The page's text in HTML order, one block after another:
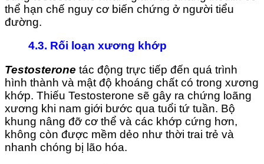
thể hạn chế nguy cơ biến chứng ở người tiểu
đường.
4.3. Rối loạn xương khớp
Testosterone tác động trực tiếp đến quá trình
hình thành và mật độ khoáng chất có trong xương
khớp. Thiếu Testosterone sẽ gây ra chứng loãng
xương khi nam giới bước qua tuổi tứ tuần. Bộ
khung nâng đỡ cơ thể và các khớp cứng hơn,
không còn được mềm dẻo như thời trai trẻ và
nhanh chóng bị lão hóa.